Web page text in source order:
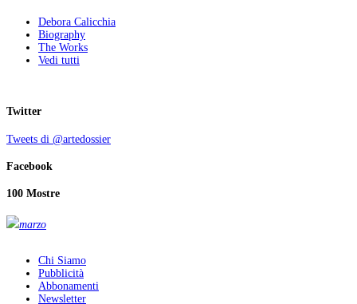
Debora Calicchia
Biography
The Works
Vedi tutti
Twitter
Tweets di @artedossier
Facebook
100 Mostre
marzo
Chi Siamo
Pubblicità
Abbonamenti
Newsletter